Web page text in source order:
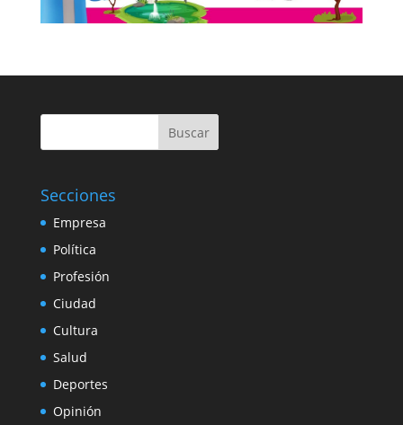
Buscar
Secciones
Empresa
Política
Profesión
Ciudad
Cultura
Salud
Deportes
Opinión